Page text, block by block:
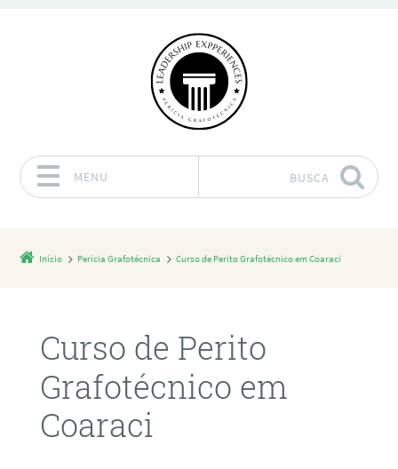
MENU BUSCA
Início Perícia Grafotécnica Curso de Perito Grafotécnico em Coaraci
Curso de Perito
Grafotécnico em
Coaraci